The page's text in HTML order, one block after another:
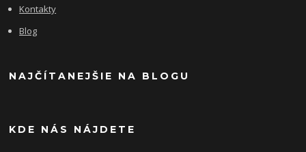
Kontakty
Blog
NAJČÍTANEJŠIE NA BLOGU
KDE NÁS NÁJDETE